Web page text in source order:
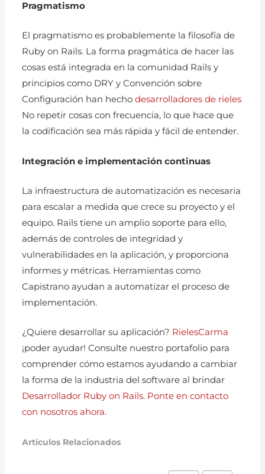
Pragmatismo
El pragmatismo es probablemente la filosofía de
Ruby on Rails. La forma pragmática de hacer las
cosas está integrada en la comunidad Rails y
principios como DRY y Convención sobre
Configuración han hechodesarrolladores de rieles
No repetir cosas con frecuencia, lo que hace que
la codificación sea más rápida y fácil de entender.
Integración e implementación continuas
La infraestructura de automatización es necesaria
para escalar a medida que crece su proyecto y el
equipo. Rails tiene un amplio soporte para ello,
además de controles de integridad y
vulnerabilidades en la aplicación, y proporciona
informes y métricas. Herramientas como
Capistrano ayudan a automatizar el proceso de
implementación.
¿Quiere desarrollar su aplicación? RielesCarma
¡poder ayudar! Consulte nuestro portafolio para
comprender cómo estamos ayudando a cambiar
la forma de la industria del software al brindar
Desarrollador Ruby on Rails. Ponte en contacto
con nosotros ahora.
Artículos Relacionados